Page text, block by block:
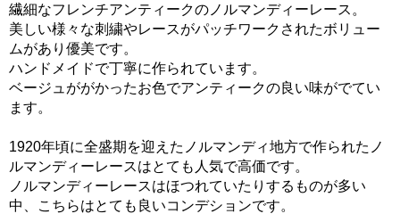
繊細なフレンチアンティークのノルマンディーレース。
美しい様々な刺繍やレースがパッチワークされたボリュー
ムがあり優美です。
ハンドメイドで丁寧に作られています。
ベージュががかったお色でアンティークの良い味がでてい
ます。
1920年頃に全盛期を迎えたノルマンディ地方で作られたノ
ルマンディーレースはとても人気で高価です。
ノルマンディーレースはほつれていたりするものが多い
中、こちらはとても良いコンデションです。